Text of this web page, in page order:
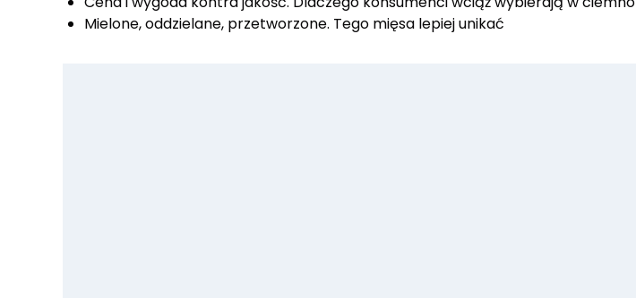
Mielone, oddzielane, przetworzone. Tego mięsa lepiej unikać